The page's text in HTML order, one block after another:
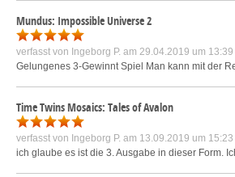
Mundus: Impossible Universe 2
verfasst von Ingeborg P. am 29.04.2019 um 13:39
Gelungenes 3-Gewinnt Spiel Man kann mit der
Time Twins Mosaics: Tales of Avalon
verfasst von Ingeborg P. am 13.09.2019 um 15:23
ich glaube es ist die 3. Ausgabe in dieser Form.